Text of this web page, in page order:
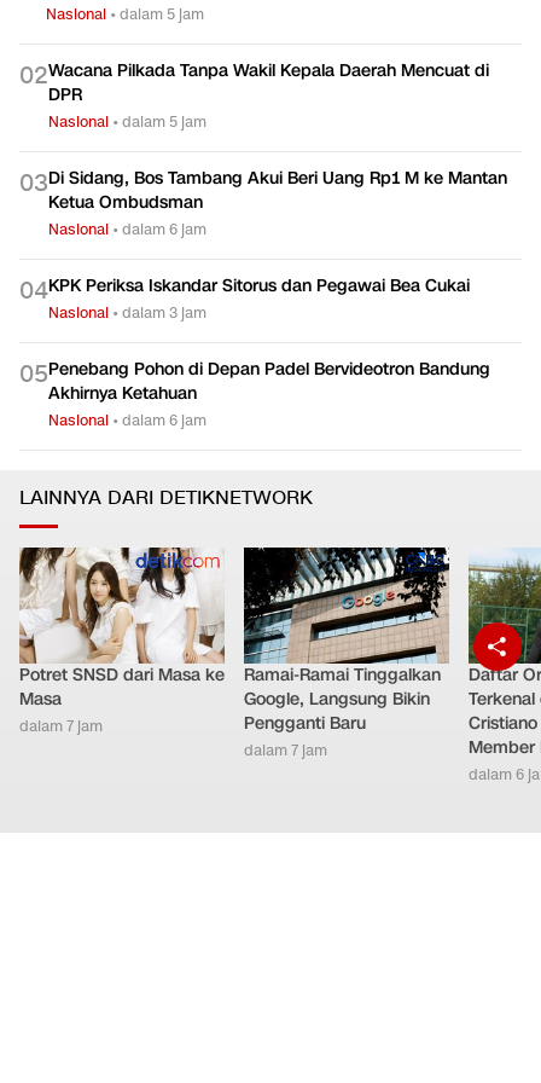
Nasional •dalam 5 jam
02Wacana Pilkada Tanpa Wakil Kepala Daerah Mencuat di
DPR
Nasional •dalam 5 jam
03Di Sidang, Bos Tambang Akui Beri Uang Rp1 M ke Mantan
Ketua Ombudsman
Nasional •dalam 6 jam
04KPK Periksa Iskandar Sitorus dan Pegawai Bea Cukai
Nasional •dalam 3 jam
05Penebang Pohon di Depan Padel Bervideotron Bandung
Akhirnya Ketahuan
Nasional •dalam 6 jam
LAINNYA DARI DETIKNETWORK
Potret SNSD dari Masa ke
Masa
dalam 7 jam
Ramai-Ramai Tinggalkan
Google, Langsung Bikin
Pengganti Baru
dalam 7 jam
Daftar
Terkenal
Member
dalam 6